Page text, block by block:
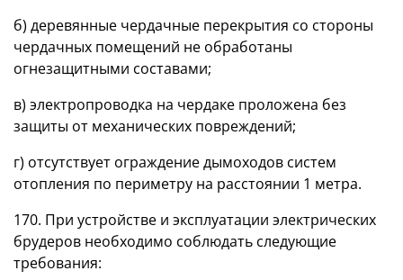
б) деревянные чердачные перекрытия со стороны
чердачных помещений не обработаны
огнезащитными составами;
в) электропроводка на чердаке проложена без
защиты от механических повреждений;
г) отсутствует ограждение дымоходов систем
отопления по периметру на расстоянии 1 метра.
170. При устройстве и эксплуатации электрических
брудеров необходимо соблюдать следующие
требования: